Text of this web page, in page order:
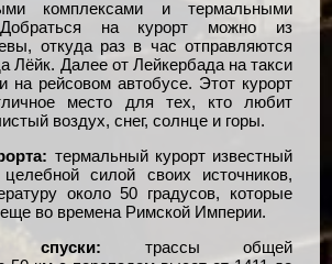
комплексами и термальными
Добраться на курорт можно из
откуда раз в час отправляются
Лёйк. Далее от Лейкербада на такси
рейсовом автобусе. Этот курорт
место для тех, кто любит
воздух, снег, солнце и горы.
термальный курорт известный
силой своих источников,
около 50 градусов, которые
во времена Римской Империи.
спуски: трассы общей